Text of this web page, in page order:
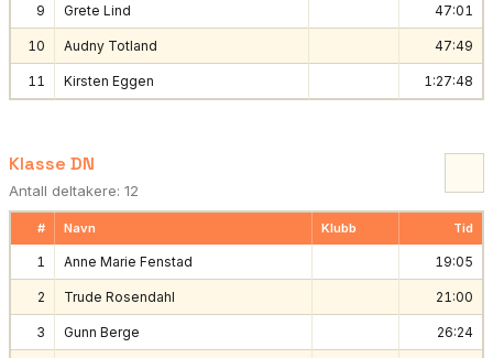
9 Grete Lind 47:01
10 Audny Totland 47:49
11 Kirsten Eggen 1:27:48
Klasse DN
Antall deltakere: 12
# Navn Klubb Tid
1 Anne Marie Fenstad 19:05
2 Trude Rosendahl 21:00
3 Gunn Berge 26:24